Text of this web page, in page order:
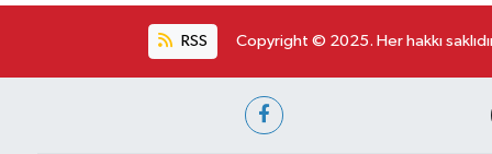
RSS Copyright © 2025. Her hakkı